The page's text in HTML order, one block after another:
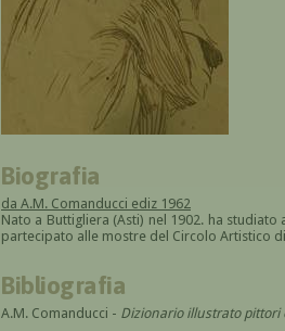
Biografia
da A.M. Comanducci ediz 1962
Nato a Buttigliera (Asti) nel 1902. ha
partecipato alle mostre del Circolo Artistico
Bibliografia
A.M. Comanducci - Dizionario illustrato pittori